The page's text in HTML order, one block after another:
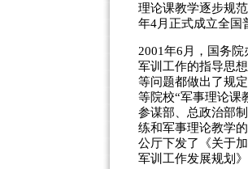
理论课教学逐步规
年4月正式成立全国
2001年6月，国务
军训工作的指导思
等问题都做出了规
等院校“军事理论课
参谋部、总政治部
练和军事理论教学
公厅下发了《关于
军训工作发展规划